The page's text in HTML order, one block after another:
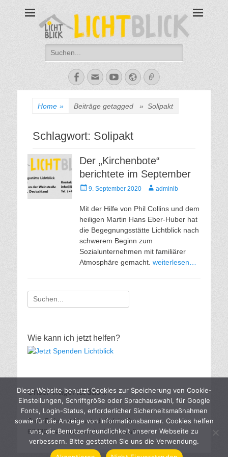
Lichtblick
67434 Neustadt an der Weinstraße – Amalienstraße 3 – Tel: 06321-
355340
Suche
nach:
Facebook
E-
Mail
YouTube
WebsiteVerknüpfung
Home » Beiträge getagged » Solipakt
Schlagwort: Solipakt
Der „Kirchenbote“
berichtete im September
Veröffentlicht
9. September 2020 Autoradminlb
Mit der Hilfe von Phil Collins und dem
heiligen Martin Hans Eber-Huber hat
die Begegnungsstätte Lichtblick nach
schwerem Beginn zum
Sozialunternehmen mit familiärer
Atmosphäre gemacht. weiterlesen…
Suche
nach:
Wie kann ich jetzt helfen?
Unser Träger ist das ..
Prot. Dekanat Neustadt Schütt 9
67433 Neustadt an der Weinstraße
Diese Website benutzt Cookies zur Speicherung von Cookie-
Einstellungen, Schriftgröße oder Sprachauswahl, für Google
Fonts, Login-Status, erforderlicher Sicherheitsmaßnahmen
sowie für die Anzeige von Informationsbanner. Cookies helfen
uns, die Benutzerfreundlichkeit unserer Webseite zu
verbessern. Bitte gestatten Sie uns die Verwendung.